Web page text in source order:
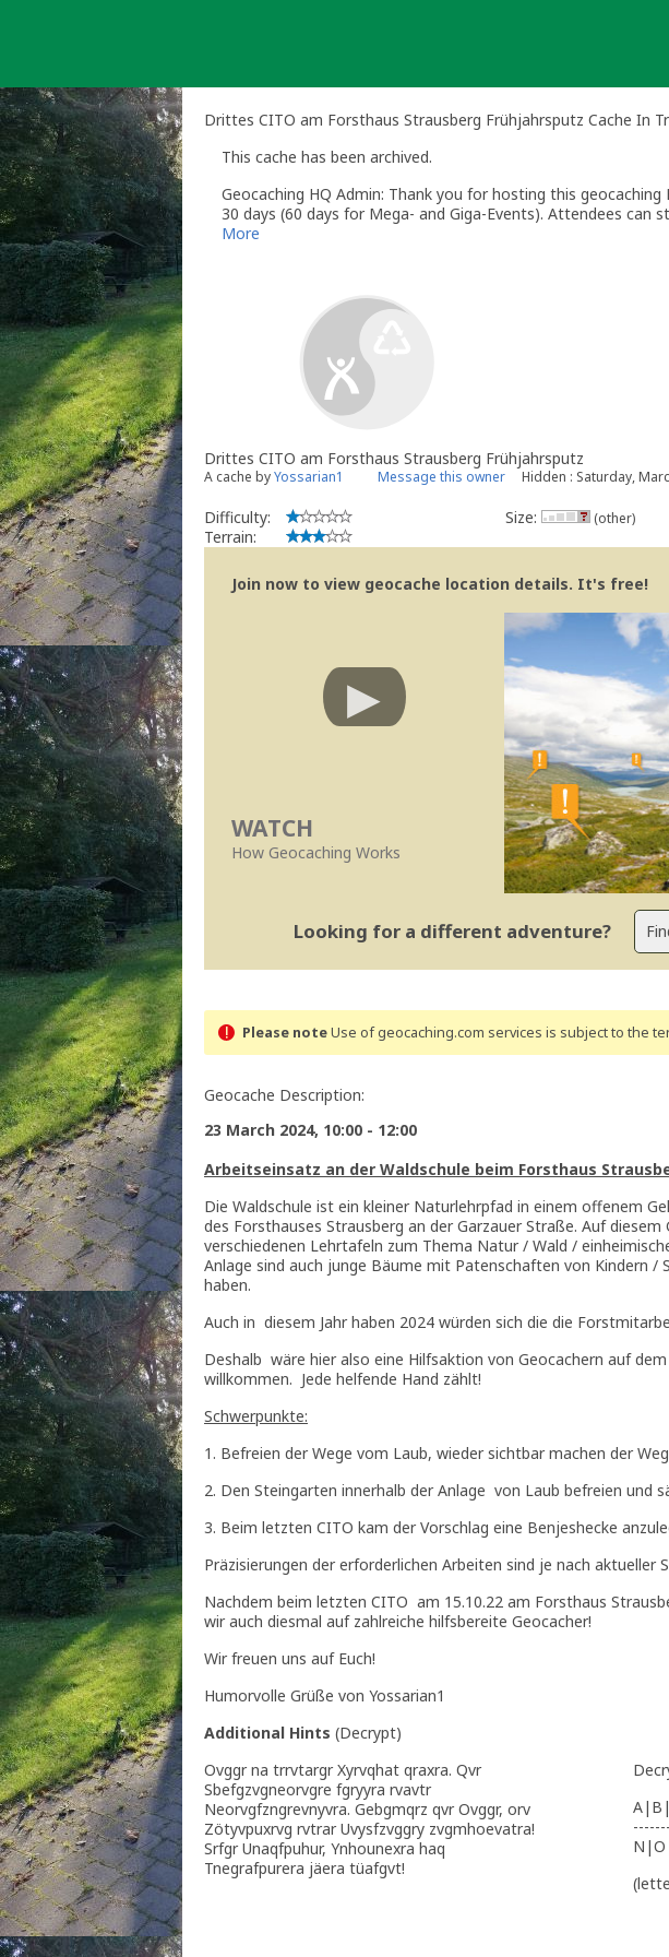
Drittes CITO am Forsthaus Strausberg Frühjahrsputz Cache In
This cache has been archived.
Geocaching HQ Admin: Thank you for hosting this
30 days (60 days for Mega- and Giga-Events). Attendees can
More
Drittes CITO am Forsthaus Strausberg Frühjahrsputz
A cache byYossarian1 Message this owner Hidden : Saturday,
Difficulty:
Terrain:
Size: (other)
Join now to view geocache location details. It's free!
WATCH
How Geocaching Works
Looking for a different adventure?
Please noteUse of geocaching.com services is subject to the
Geocache Description:
23 March 2024, 10:00 - 12:00
Arbeitseinsatz an der Waldschule beim Forsthaus
Die Waldschule ist ein kleiner Naturlehrpfad in einem offenem
des Forsthauses Strausberg an der Garzauer Straße. Auf diesem
verschiedenen Lehrtafeln zum Thema Natur / Wald /
Anlage sind auch junge Bäume mit Patenschaften von Kindern /
haben.
Auch in diesem Jahr haben 2024 würden sich die die
Deshalb wäre hier also eine Hilfsaktion von Geocachern auf
willkommen. Jede helfende Hand zählt!
Schwerpunkte:
1. Befreien der Wege vom Laub, wieder sichtbar machen der
2. Den Steingarten innerhalb der Anlage von Laub befreien und
3. Beim letzten CITO kam der Vorschlag eine Benjeshecke
Präzisierungen der erforderlichen Arbeiten sind je nach aktueller
Nachdem beim letzten CITO am 15.10.22 am Forsthaus
wir auch diesmal auf zahlreiche hilfsbereite Geocacher!
Wir freuen uns auf Euch!
Humorvolle Grüße von Yossarian1
Additional Hints (Decrypt)
Ovggr na trrvtargr Xyrvqhat qraxra. Qvr
Sbefgzvgneorvgre fgryyra rvavtr
Neorvgfzngrevnyvra. Gebgmqrz qvr Ovggr, orv
Zötyvpuxrvg rvtrar Uvysfzvggry zvgmhoevatra!
Srfgr Unaqfpuhur, Ynhounexra haq
Tnegrafpurera jäera tüafgvt!